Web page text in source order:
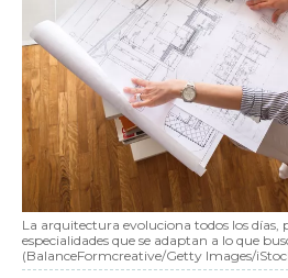
La arquitectura evoluciona todos los días,
especialidades que se adaptan a lo que
(BalanceFormcreative/Getty Images/